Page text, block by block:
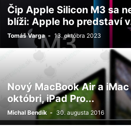
Čip Apple Silicon M3 sa
blíži: Apple ho predstaví
Tomáš Varga - 13. októbra 2023
Nový MacBook Air a
októbri, iPad Pro...
Michal Bendík - 30. augusta 2016